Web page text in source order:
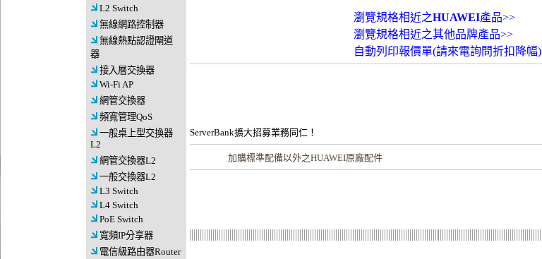
L2 Switch
無線網路控制器
無線熱點認證閘道
器
接入層交換器
Wi-Fi AP
網管交換器
頻寬管理QoS
一般桌上型交換器
L2
網管交換器L2
一般交換器L2
L3 Switch
L4 Switch
PoE Switch
寬頻IP分享器
電信級路由器Router
瀏覽規格相近之HUAWEI產品>>
瀏覽規格相近之其他品牌產品>>
自動列印報價單(請來電詢問折扣降幅)
ServerBank擴大招募業務同仁！
加購標準配備以外之HUAWEI原廠配件